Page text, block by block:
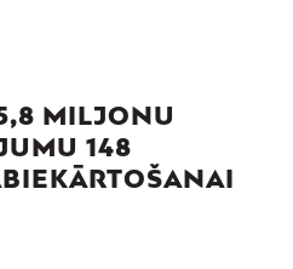
MILJONU
148